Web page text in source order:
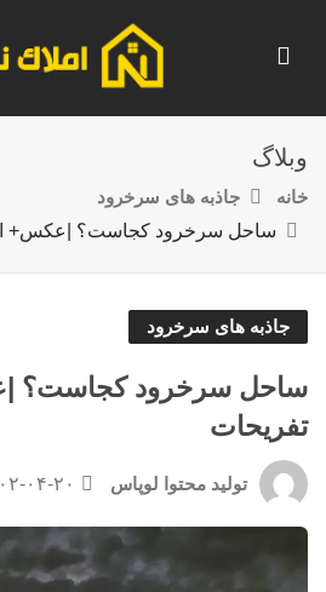
وبلاگ
خانه
جاذبه های سرخرود
ساحل سرخرود کجاست؟ |عکس+
جاذبه های سرخرود
ساحل سرخرود کجاست؟
تفریحات
تولید محتوا لوپاس ۱۴۰۲-